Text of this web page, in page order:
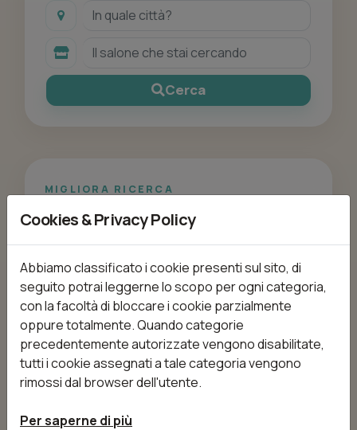
Cerca
MIGLIORA RICERCA
Per usare filtro per regione
devi indicare una città
Se selezioni una regione, devi inserire anche
una città.
Cookies & Privacy Policy
Abbiamo classificato i cookie presenti sul sito, di
seguito potrai leggerne lo scopo per ogni categoria,
con la facoltà di bloccare i cookie parzialmente
oppure totalmente. Quando categorie
precedentemente autorizzate vengono disabilitate,
tutti i cookie assegnati a tale categoria vengono
rimossi dal browser dell'utente.
Per saperne di più